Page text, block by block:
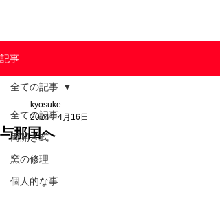
記事
全ての記事
両開き式
窯の修理
個人的な事
全ての記事
与那国へ
kyosuke
2024年4月16日